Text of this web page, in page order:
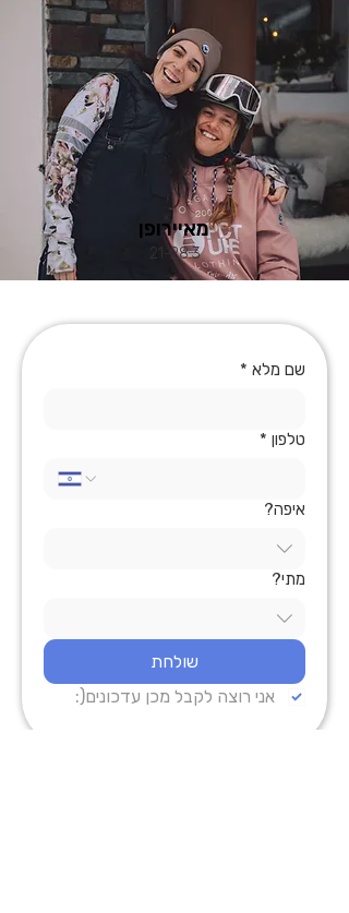
מאיירופן
21-28.3
שם מלא *
טלפון *
איפה?
מתי?
שולחת
אני רוצה לקבל מכן עדכונים(: